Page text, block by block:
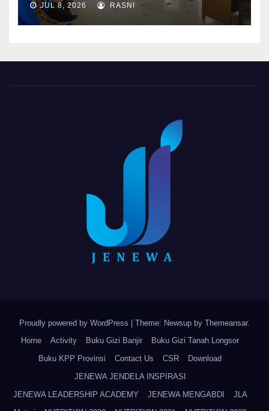
JUL 8, 2026 RASNI
Proudly powered by WordPress Theme: Newsup by Themeansar.
Home
Activity Buku Gizi Banjir
Buku Gizi Tanah Longsor
Buku KPP Provinsi
Contact Us CSR
Download
JENEWA JENDELA INSPIRASI
JENEWA LEADERSHIP ACADEMY
JENEWA MENGABDI
JLA